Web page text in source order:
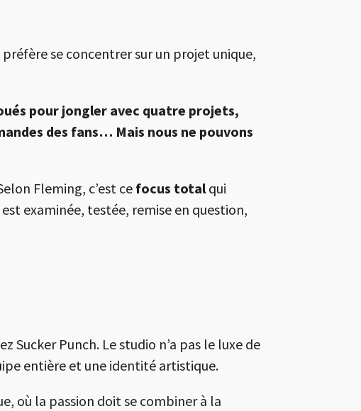
se concentrer sur un projet unique,
pour jongler avec quatre projets,
des fans… Mais nous ne pouvons
Fleming, c’est ce focus totalqui
examinée, testée, remise en question,
Punch. Le studio n’a pas le luxe de
entière et une identité artistique.
où la passion doit se combiner à la